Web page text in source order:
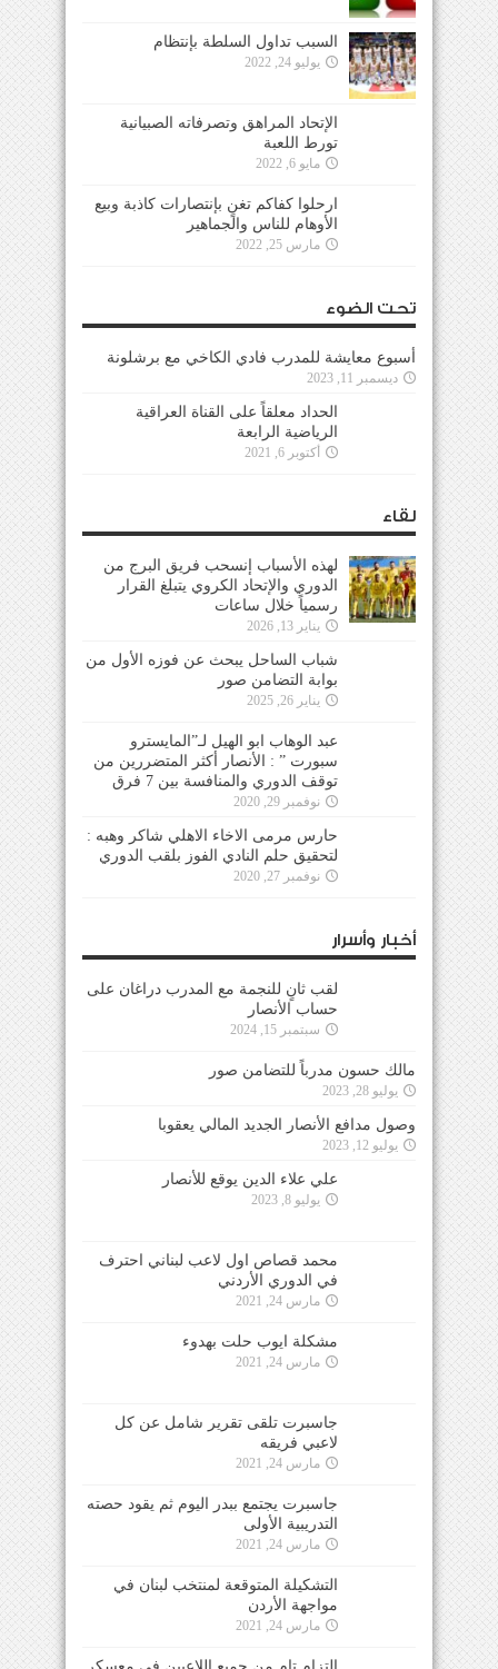
السبب تداول السلطة بإنتظام
يوليو 24, 2022
الإتحاد المراهق وتصرفاته الصبيانية
تورط اللعبة
مايو 6, 2022
ارحلوا كفاكم تغنٍ بإنتصارات كاذبة وبيع
الأوهام للناس والجماهير
مارس 25, 2022
تحت الضوء
أسبوع معايشة للمدرب فادي الكاخي مع برشلونة
ديسمبر 11, 2023
الحداد معلقاً على القناة العراقية
الرياضية الرابعة
أكتوبر 6, 2021
لقاء
لهذه الأسباب إنسحب فريق البرج من
الدوري والإتحاد الكروي يتبلغ القرار
رسمياً خلال ساعات
يناير 13, 2026
شباب الساحل يبحث عن فوزه الأول من
بوابة التضامن صور
يناير 26, 2025
عبد الوهاب ابو الهيل لـ”المايسترو
سبورت ” : الأنصار أكثر المتضررين من
توقف الدوري والمنافسة بين 7 فرق
نوفمبر 29, 2020
حارس مرمى الاخاء الاهلي شاكر وهبه :
لتحقيق حلم النادي الفوز بلقب الدوري
نوفمبر 27, 2020
أخبار وأسرار
لقب ثانٍ للنجمة مع المدرب دراغان على
حساب الأنصار
سبتمبر 15, 2024
مالك حسون مدرباً للتضامن صور
يوليو 28, 2023
وصول مدافع الأنصار الجديد المالي يعقوبا
يوليو 12, 2023
علي علاء الدين يوقع للأنصار
يوليو 8, 2023
محمد قصاص اول لاعب لبناني احترف
في الدوري الأردني
مارس 24, 2021
مشكلة ايوب حلت بهدوء
مارس 24, 2021
جاسبرت تلقى تقرير شامل عن كل
لاعبي فريقه
مارس 24, 2021
جاسبرت يجتمع ببدر اليوم ثم يقود حصته
التدريبية الأولى
مارس 24, 2021
التشكيلة المتوقعة لمنتخب لبنان في
مواجهة الأردن
مارس 24, 2021